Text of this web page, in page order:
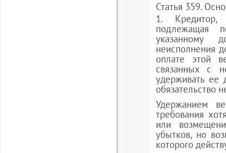
Статья 359.
1. Кредитор,
подлежащая
указанному
неисполнения
оплате этой
связанных с
удерживать ее
обязательство
Удержанием
требования
или
убытков, но
которого